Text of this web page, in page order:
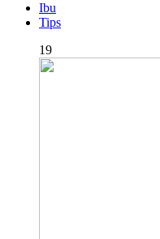
Ibu
Tips
19